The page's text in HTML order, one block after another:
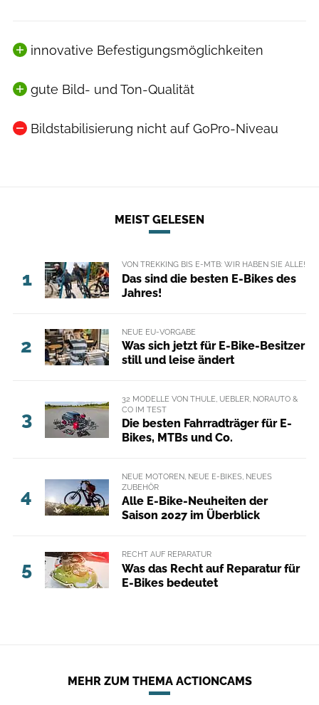
innovative Befestigungsmöglichkeiten
gute Bild- und Ton-Qualität
Bildstabilisierung nicht auf GoPro-Niveau
MEIST GELESEN
1
VON TREKKING BIS E-MTB: WIR HABEN SIE ALLE!
Das sind die besten E-Bikes des
Jahres!
2
NEUE EU-VORGABE
Was sich jetzt für E-Bike-Besitzer
still und leise ändert
3
32 MODELLE VON THULE, UEBLER, NORAUTO &
CO IM TEST
Die besten Fahrradträger für E-
Bikes, MTBs und Co.
4
NEUE MOTOREN, NEUE E-BIKES, NEUES
ZUBEHÖR
Alle E-Bike-Neuheiten der
Saison 2027 im Überblick
5
RECHT AUF REPARATUR
Was das Recht auf Reparatur für
E-Bikes bedeutet
MEHR ZUM THEMA ACTIONCAMS